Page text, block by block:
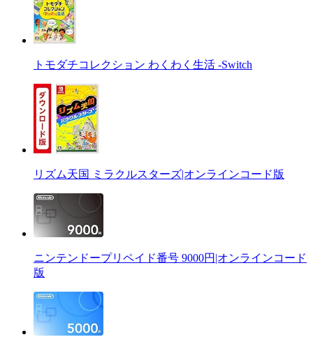
トモダチコレクション わくわく生活 -Switch
リズム天国 ミラクルスターズ|オンラインコード版
ニンテンドープリペイド番号 9000円|オンラインコード
版